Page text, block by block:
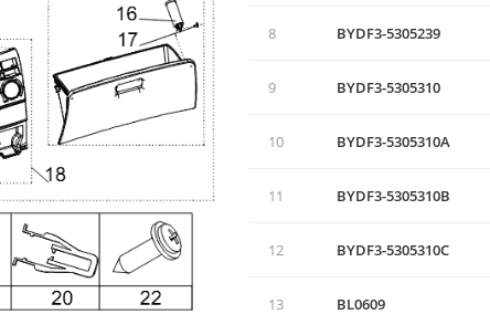
8 BYDF3-5305239
9 BYDF3-5305310
10 BYDF3-5305310A
11 BYDF3-5305310B
12 BYDF3-5305310C
13 BL0609